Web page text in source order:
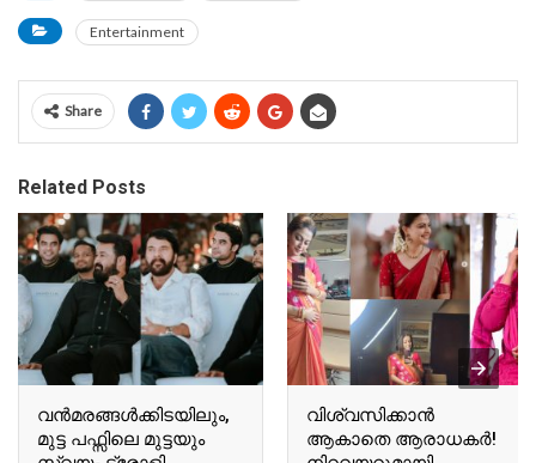
Entertainment
Share
Related Posts
വന്‍മരങ്ങള്‍ക്കിടയിലും,
മുട്ട പഫ്സിലെ മുട്ടയും
വിശ്വസിക്കാൻ
ആകാതെ ആരാധകർ!